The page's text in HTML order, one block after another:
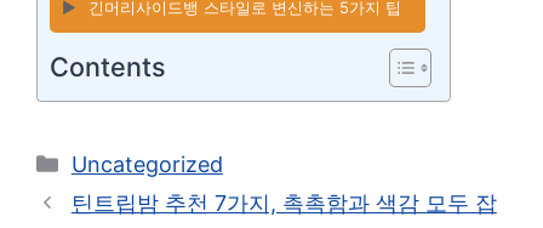
▶️ 긴머리사이드뱅 스타일로 변신하는 5가지 팁
Contents
카
테
Uncategorized
틴트립밤 추천 7가지, 촉촉함과 색감 모두 잡